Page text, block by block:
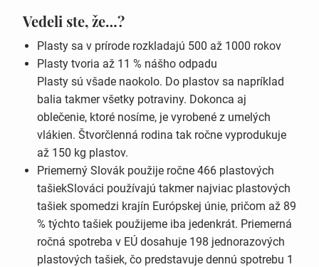
Vedeli ste, že…?
Plasty sa v prírode rozkladajú 500 až 1000 rokov
Plasty tvoria až 11 % nášho odpadu
Plasty sú všade naokolo. Do plastov sa napríklad
balia takmer všetky potraviny. Dokonca aj
oblečenie, ktoré nosíme, je vyrobené z umelých
vlákien. Štvorčlenná rodina tak ročne vyprodukuje
až 150 kg plastov.
Priemerný Slovák použije ročne 466 plastových
tašiekSlováci používajú takmer najviac plastových
tašiek spomedzi krajín Európskej únie, pričom až 89
% týchto tašiek použijeme iba jedenkrát. Priemerná
ročná spotreba v EÚ dosahuje 198 jednorazových
plastových tašiek, čo predstavuje dennú spotrebu 1